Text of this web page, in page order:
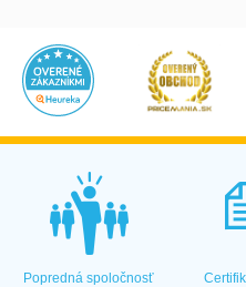
Popredná spoločnosť